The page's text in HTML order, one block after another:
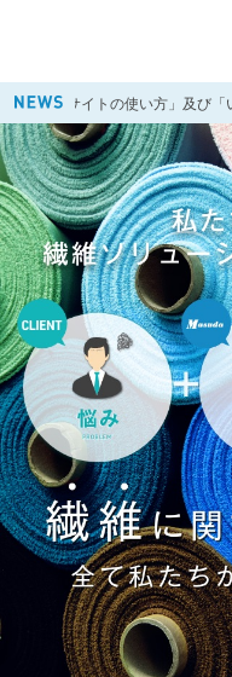
サイトの使い方」及び「いま注